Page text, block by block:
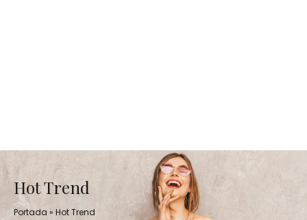
Hot Trend
Portada » Hot Trend